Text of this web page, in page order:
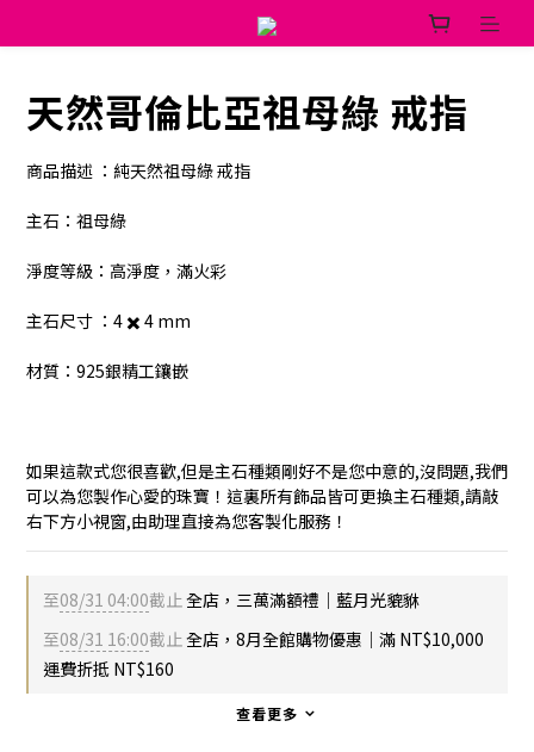
天然哥倫比亞祖母綠 戒指
商品描述 ：純天然祖母綠 戒指
主石：祖母綠
淨度等級：高淨度，滿火彩
主石尺寸 ：4 ✖️ 4 mm
材質：925銀精工鑲嵌
如果這款式您很喜歡,但是主石種類剛好不是您中意的,沒問題,我們
可以為您製作心愛的珠寶！這裏所有飾品皆可更換主石種類,請敲
右下方小視窗,由助理直接為您客製化服務！
至08/31 04:00截止全店，三萬滿額禮｜藍月光貔貅
至08/31 16:00截止全店，8月全館購物優惠｜滿 NT$10,000
運費折抵 NT$160
查看更多